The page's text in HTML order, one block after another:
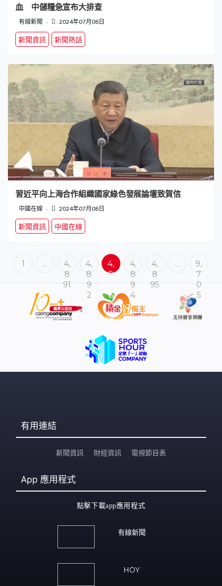
血 中儲糧急宣布大排查
有線新聞 2024年07月08日
新聞資訊 新聞熱話
習近平向上海合作組織國家綠色發展論壇致賀信
中國在線 2024年07月08日
新聞資訊 中國在線
1 …
4,
8
91
4,
8
9
2
4,
8
3
4,
8
9
4
4,
8
95
…
9,
7
0
5
有用連結
新聞資訊 財經資訊 電視節目表
App 應用程式
點擊下載app應用程式
有線新聞
HOY